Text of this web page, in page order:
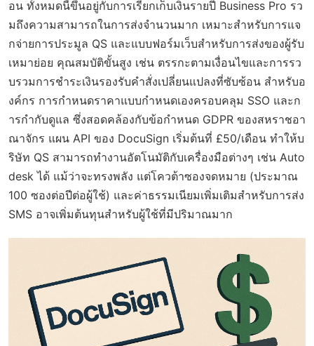
อน ทั้งหมดนี้ขึ้นอยู่กับการเรียกเก็บเงินรายปี Business Pro รว
มถึงความสามารถในการส่งจำนวนมาก เหมาะสำหรับการแจ
กจ่ายการประมูล QS และแบบฟอร์มเว็บสำหรับการส่งของผู้รับ
เหมาย่อย คุณสมบัติขั้นสูง เช่น ตรรกะตามเงื่อนไขและการรว
บรวมการชำระเงินรองรับคำสั่งเปลี่ยนแปลงที่ซับซ้อน สำหรับอ
งค์กร การกำหนดราคาแบบกำหนดเองครอบคลุม SSO และก
ารกำกับดูแล ซึ่งสอดคล้องกับข้อกำหนด GDPR ของสหราชอา
ณาจักร แผน API ของ DocuSign เริ่มต้นที่ £50/เดือน ทำให้บ
ริษัท QS สามารถทำงานอัตโนมัติกับเครื่องมือต่างๆ เช่น Auto
desk ได้ แม้ว่าจะทรงพลัง แต่โควต้าซองจดหมาย (ประมาณ
100 ซองต่อปีต่อผู้ใช้) และค่าธรรมเนียมเพิ่มเติมสำหรับการส่ง
SMS อาจเพิ่มต้นทุนสำหรับผู้ใช้ที่มีปริมาณมาก